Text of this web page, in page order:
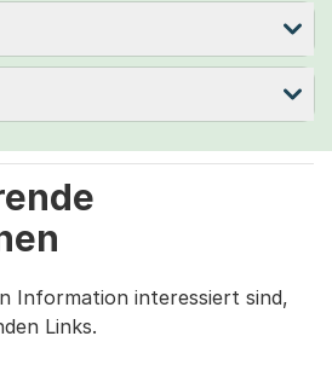
Information interessiert sind,
Links.